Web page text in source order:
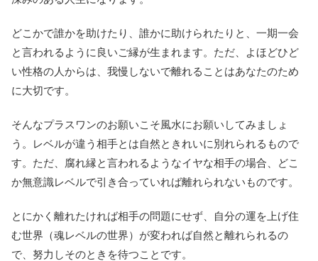
どこかで誰かを助けたり、誰かに助けられたりと、一期一会
と言われるように良いご縁が生まれます。ただ、よほどひど
い性格の人からは、我慢しないで離れることはあなたのため
に大切です。
そんなプラスワンのお願いこそ風水にお願いしてみましょ
う。レベルが違う相手とは自然ときれいに別れられるもので
す。ただ、腐れ縁と言われるようなイヤな相手の場合、どこ
か無意識レベルで引き合っていれば離れられないものです。
とにかく離れたければ相手の問題にせず、自分の運を上げ住
む世界（魂レベルの世界）が変われば自然と離れられるの
で、努力しそのときを待つことです。